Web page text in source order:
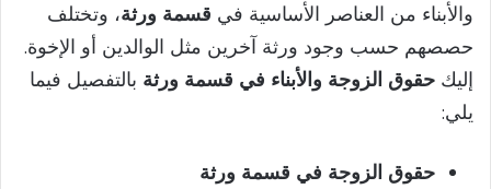
والأبناء من العناصر الأساسية في قسمة ورثة، وتختلف
حصصهم حسب وجود ورثة آخرين مثل الوالدين أو الإخوة.
إليك حقوق الزوجة والأبناء في قسمة ورثة بالتفصيل فيما
يلي:
حقوق الزوجة في قسمة ورثة